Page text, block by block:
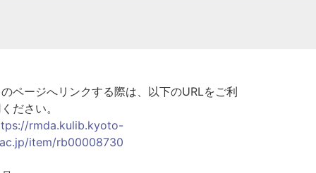
ページへリンクする際は、以下のURLをご利
ださい。
rmda.kulib.kyoto-
item/rb00008730